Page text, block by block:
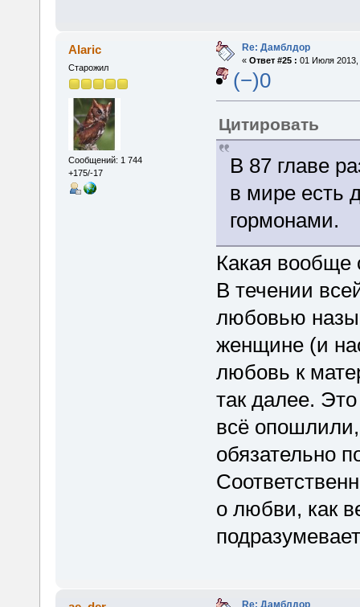
Alaric
Старожил
Сообщений: 1 744
+175/-17
Re: Дамблдор
« Ответ #25 : 01 Июля 2013,
(−)0
Цитировать
В 87 главе
в мире есть
гормонами.
Какая
В течении
любовью
женщине (и
любовь к
так далее.
всё
обязательно
о любви, как
Re: Дамблдор